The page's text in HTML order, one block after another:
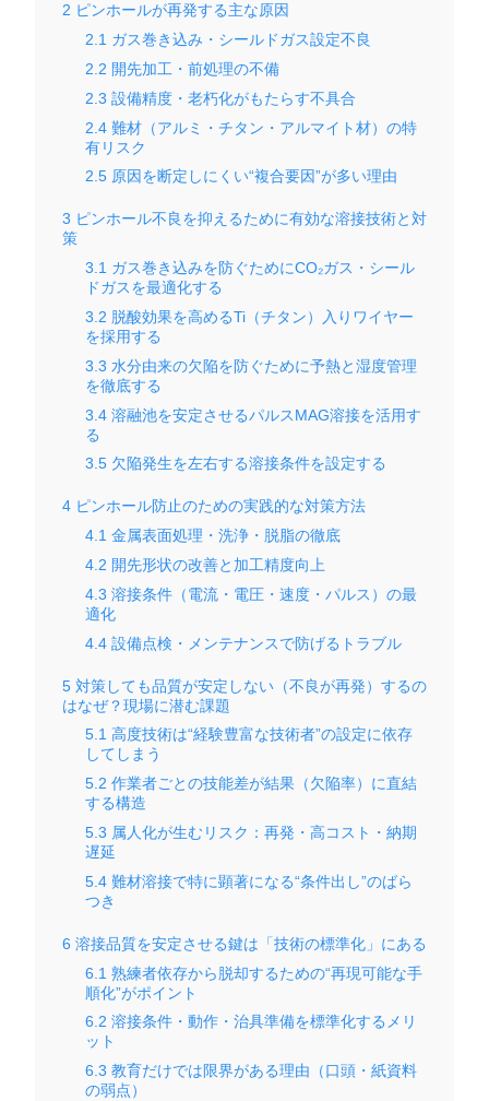
2 ピンホールが再発する主な原因
2.1 ガス巻き込み・シールドガス設定不良
2.2 開先加工・前処理の不備
2.3 設備精度・老朽化がもたらす不具合
2.4 難材（アルミ・チタン・アルマイト材）の特
有リスク
2.5 原因を断定しにくい“複合要因”が多い理由
3 ピンホール不良を抑えるために有効な溶接技術と対
策
3.1 ガス巻き込みを防ぐためにCO₂ガス・シール
ドガスを最適化する
3.2 脱酸効果を高めるTi（チタン）入りワイヤー
を採用する
3.3 水分由来の欠陥を防ぐために予熱と湿度管理
を徹底する
3.4 溶融池を安定させるパルスMAG溶接を活用す
る
3.5 欠陥発生を左右する溶接条件を設定する
4 ピンホール防止のための実践的な対策方法
4.1 金属表面処理・洗浄・脱脂の徹底
4.2 開先形状の改善と加工精度向上
4.3 溶接条件（電流・電圧・速度・パルス）の最
適化
4.4 設備点検・メンテナンスで防げるトラブル
5 対策しても品質が安定しない（不良が再発）するの
はなぜ？現場に潜む課題
5.1 高度技術は“経験豊富な技術者”の設定に依存
してしまう
5.2 作業者ごとの技能差が結果（欠陥率）に直結
する構造
5.3 属人化が生むリスク：再発・高コスト・納期
遅延
5.4 難材溶接で特に顕著になる“条件出し”のばら
つき
6 溶接品質を安定させる鍵は「技術の標準化」にある
6.1 熟練者依存から脱却するための“再現可能な手
順化”がポイント
6.2 溶接条件・動作・治具準備を標準化するメリ
ット
6.3 教育だけでは限界がある理由（口頭・紙資料
の弱点）